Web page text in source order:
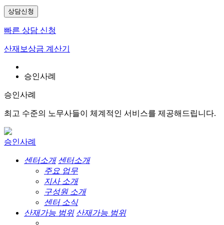
상담신청
빠른 상담 신청
산재보상금 계산기
승인사례
승인사례
최고 수준의 노무사들이 체계적인 서비스를 제공해드립니다.
승인사례
센터소개 센터소개
주요 업무
지사 소개
구성원 소개
센터 소식
산재가능 범위 산재가능 범위